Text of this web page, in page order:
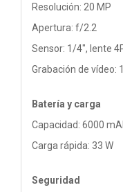
Resolución: 20 MP
Apertura: f/2.2
Sensor: 1/4", lente
Grabación de vídeo:
Batería y carga
Capacidad: 6000
Carga rápida: 33 W
Seguridad